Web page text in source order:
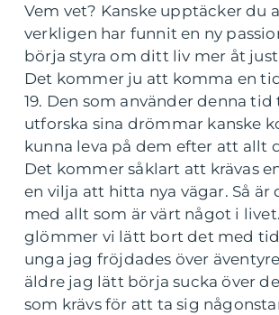
Vem vet? Kanske upptäcker du
verkligen har funnit en ny
börja styra om ditt liv mer åt
Det kommer ju att komma en
19. Den som använder denna
utforska sina drömmar kanske
kunna leva på dem efter att allt
Det kommer såklart att krävas
en vilja att hitta nya vägar. Så är
med allt som är värt något i
glömmer vi lätt bort det med
unga jag fröjdades över
äldre jag lätt börja sucka över
som krävs för att ta sig